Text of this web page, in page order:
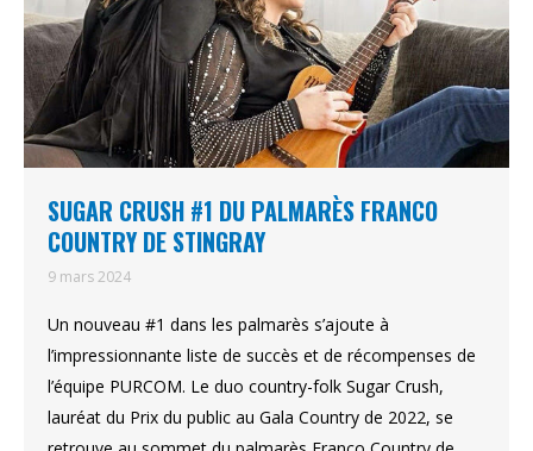
SUGAR CRUSH #1 DU PALMARÈS FRANCO
COUNTRY DE STINGRAY
9 mars 2024
Un nouveau #1 dans les palmarès s’ajoute à
l’impressionnante liste de succès et de récompenses de
l’équipe PURCOM. Le duo country-folk Sugar Crush,
lauréat du Prix du public au Gala Country de 2022, se